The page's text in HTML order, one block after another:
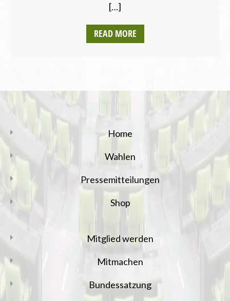
[…]
READ MORE
Home
Wahlen
Pressemitteilungen
Shop
Mitglied werden
Mitmachen
Bundessatzung